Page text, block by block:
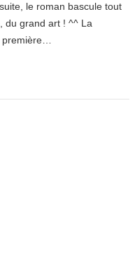
le roman bascule tout
du grand art ! ^^ La